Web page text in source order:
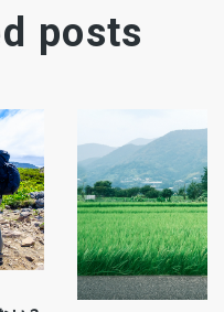
ャンプードレッサー、洗
ォークインクローゼッ
駐車場３台分、トイレ２箇
posts